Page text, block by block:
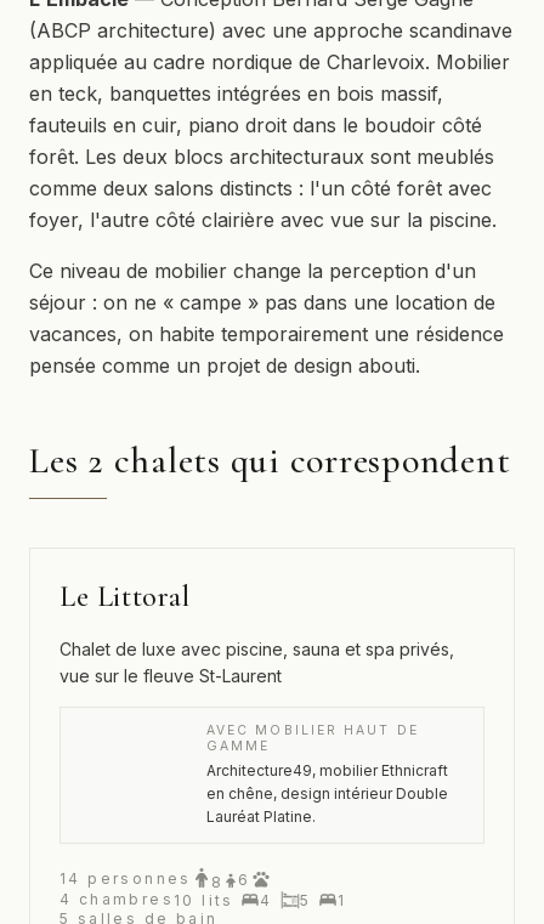
(ABCP architecture) avec une approche scandinave
appliquée au cadre nordique de Charlevoix. Mobilier
en teck, banquettes intégrées en bois massif,
fauteuils en cuir, piano droit dans le boudoir côté
forêt. Les deux blocs architecturaux sont meublés
comme deux salons distincts : l'un côté forêt avec
foyer, l'autre côté clairière avec vue sur la piscine.
Ce niveau de mobilier change la perception d'un
séjour : on ne « campe » pas dans une location de
vacances, on habite temporairement une résidence
pensée comme un projet de design abouti.
Les 2 chalets qui correspondent
Le Littoral
Chalet de luxe avec piscine, sauna et spa privés,
vue sur le fleuve St-Laurent
AVEC MOBILIER HAUT DE
GAMME
Architecture49, mobilier Ethnicraft
en chêne, design intérieur Double
Lauréat Platine.
14 personnes 8
6
4
chambres 10 lits 4 5
1
5
salles de bain